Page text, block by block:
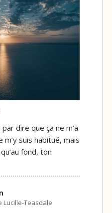
dire que ça ne m’a
suis habitué, mais
fond, ton
Lucille-Teasdale